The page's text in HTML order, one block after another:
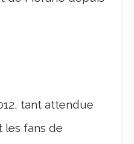
tant attendue
les fans de